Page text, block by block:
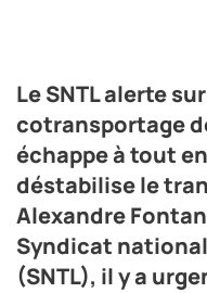
national du transport
Crédit photo DR
Le SNTL alerte
cotransportage
échappe à tout
déstabilise le
Alexandre
Syndicat
(SNTL), il y a